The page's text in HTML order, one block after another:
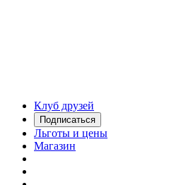
Клуб друзей
Подписаться
Льготы и цены
Магазин